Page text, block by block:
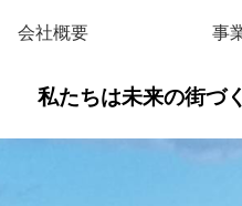
私たちは未来の街づ
会社概要 事